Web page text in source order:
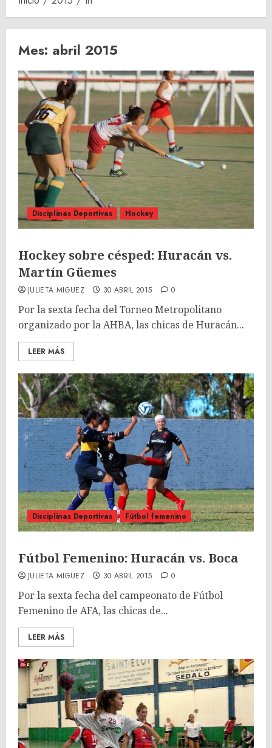
Mes: abril 2015
Disciplinas Deportivas Hockey
Hockey sobre césped: Huracán vs.
Martín Güemes
JULIETA MIGUEZ 30 ABRIL 2015 0
Por la sexta fecha del Torneo Metropolitano
organizado por la AHBA, las chicas de Huracán...
LEER MÁS
Disciplinas Deportivas Fútbol femenino
Fútbol Femenino: Huracán vs. Boca
JULIETA MIGUEZ 30 ABRIL 2015 0
Por la sexta fecha del campeonato de Fútbol
Femenino de AFA, las chicas de...
LEER MÁS